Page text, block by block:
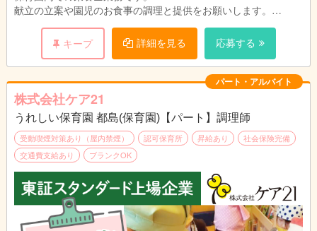
献立の立案や園児のお食事の調理と提供をお願いします。
ご意見をすぐに料理に反映でき、
調理人としてスキルアップも期待でき
ます。
キープ 詳細を見る 応募する
パート・アルバイト
株式会社ケア21
うれしい保育園 都島(保育園)【パート】調理師
受動喫煙対策あり（屋内禁煙） 認可保育所 昇給あり
社会保険完備
交通費支給あり
ブランクOK